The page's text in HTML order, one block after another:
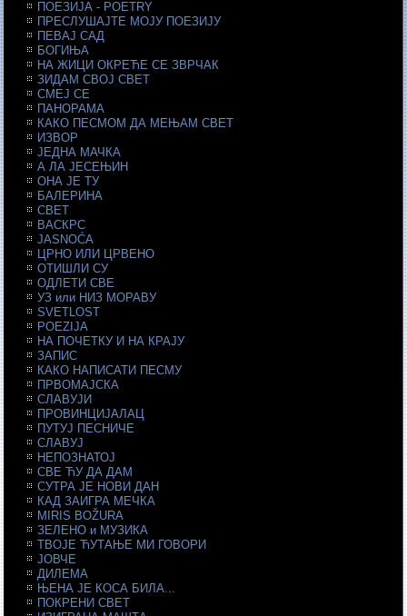
ПОЕЗИЈА - POETRY
ПРЕСЛУШАЈТЕ МОЈУ ПОЕЗИЈУ
ПЕВАЈ САД
БОГИЊА
НА ЖИЦИ ОКРЕЋЕ СЕ ЗВРЧАК
ЗИДАМ СВОЈ СВЕТ
СМЕЈ СЕ
ПАНОРАМА
КАКО ПЕСМОМ ДА МЕЊАМ СВЕТ
ИЗВОР
ЈЕДНА МАЧКА
А ЛА ЈЕСЕЊИН
ОНА ЈЕ ТУ
БАЛЕРИНА
СВЕТ
ВАСКРС
JASNOĆA
ЦРНО ИЛИ ЦРВЕНО
ОТИШЛИ СУ
ОДЛЕТИ СВЕ
УЗ или НИЗ МОРАВУ
SVETLOST
POEZIJA
НА ПОЧЕТКУ И НА КРАЈУ
ЗАПИС
КАКО НАПИСАТИ ПЕСМУ
ПРВОМАЈСКА
СЛАВУЈИ
ПРОВИНЦИЈАЛАЦ
ПУТУЈ ПЕСНИЧЕ
СЛАВУЈ
НЕПОЗНАТОЈ
СВЕ ЋУ ДА ДАМ
СУТРА ЈЕ НОВИ ДАН
КАД ЗАИГРА МЕЧКА
MIRIS BOŽURA
ЗЕЛЕНО и МУЗИКА
ТВОЈЕ ЋУТАЊЕ МИ ГОВОРИ
ЈОВЧЕ
ДИЛЕМА
ЊЕНА ЈЕ КОСА БИЛА...
ПОКРЕНИ СВЕТ